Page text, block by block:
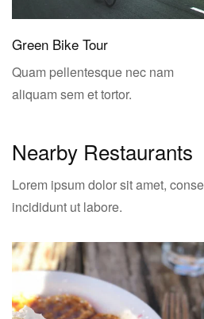
Green Bike Tour
Quam pellentesque nec nam
aliquam sem et tortor.
Nearby Restaurants
Lorem ipsum dolor sit amet,
incididunt ut labore.